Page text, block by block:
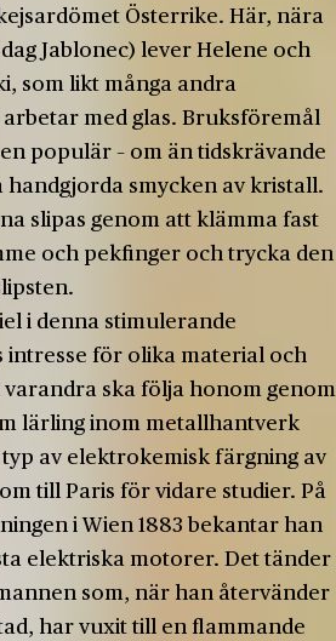
Österrike. Här, nära
Jablonec) lever Helene och
som likt många andra
med glas. Bruksföremål
populär – om än tidskrävande
handgjorda smycken av kristall.
slipas genom att klämma fast
och pekfinger och trycka den
i denna stimulerande
intresse för olika material och
ska följa honom genom
lärling inom metallhantverk
av elektrokemisk färgning av
till Paris för vidare studier. På
i Wien 1883 bekantar han
elektriska motorer. Det tänder
som, när han återvänder
har vuxit till en flammande